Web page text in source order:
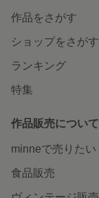
作品をさがす
ショップをさがす
ランキング
特集
作品販売について
minneで売りたい
食品販売